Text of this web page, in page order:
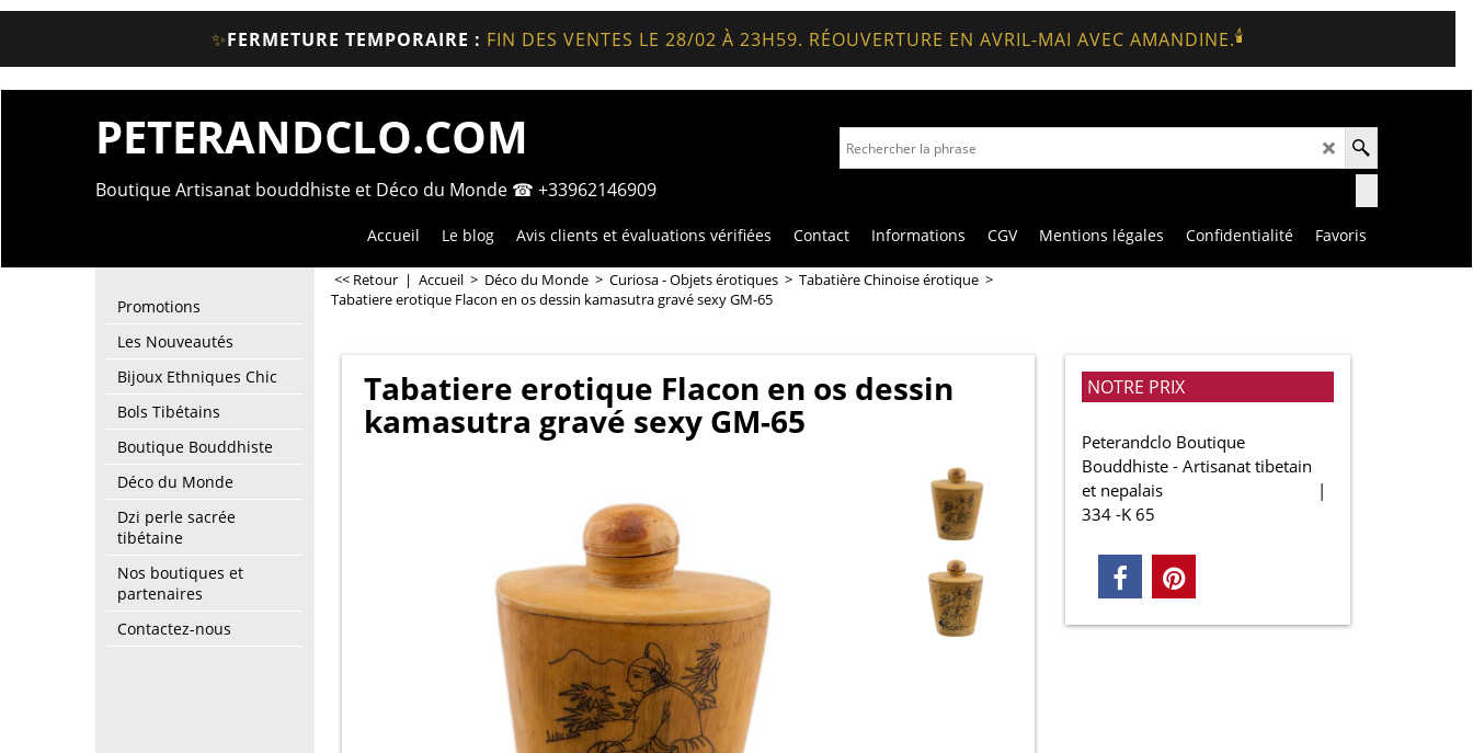
✨FERMETURE TEMPORAIRE : FIN DES VENTES LE 28/02 À 23H59. RÉOUVERTURE EN AVRIL-MAI AVEC AMANDINE.🕯️
PETERANDCLO.COM
Boutique Artisanat bouddhiste et Déco du Monde ☎ +33962146909
Accueil Le blog Avis clients et évaluations vérifiées Contact Informations CGV Mentions légales Confidentialité Favoris
Promotions
Les Nouveautés
Bijoux Ethniques Chic
Bols Tibétains
Boutique Bouddhiste
Déco du Monde
Dzi perle sacrée
tibétaine
Nos boutiques et
partenaires
Contactez-nous
<< Retour | Accueil > Déco du Monde > Curiosa - Objets érotiques > Tabatière Chinoise érotique >
Tabatiere erotique Flacon en os dessin kamasutra gravé sexy GM-65
Tabatiere erotique Flacon en os dessin
kamasutra gravé sexy GM-65
NOTRE PRIX
Peterandclo Boutique
Bouddhiste - Artisanat tibetain
et nepalais
334 -K 65